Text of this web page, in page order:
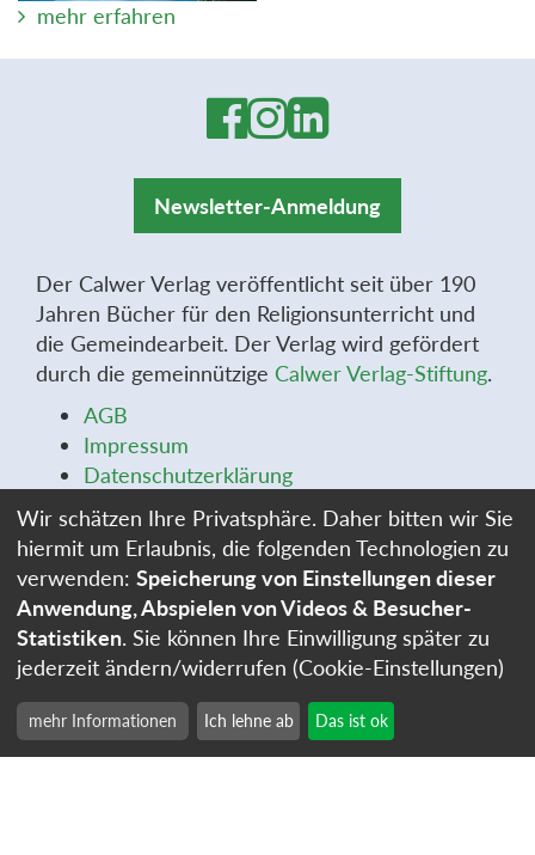
mehr erfahren
Newsletter-Anmeldung
Der Calwer Verlag veröffentlicht seit über 190
Jahren Bücher für den Religionsunterricht und
die Gemeindearbeit. Der Verlag wird gefördert
durch die gemeinnützige Calwer Verlag-Stiftung.
AGB
Impressum
Datenschutzerklärung
Widerrufsbelehrung
Widerrufsformular
Stellenangebote
Cookie-Einstellungen
Wir schätzen Ihre Privatsphäre. Daher bitten wir Sie
hiermit um Erlaubnis, die folgenden Technologien zu
verwenden: Speicherung von Einstellungen dieser
Anwendung, Abspielen von Videos & Besucher-
Statistiken. Sie können Ihre Einwilligung später zu
jederzeit ändern/widerrufen (Cookie-Einstellungen)
mehr Informationen Ich lehne ab Das ist ok